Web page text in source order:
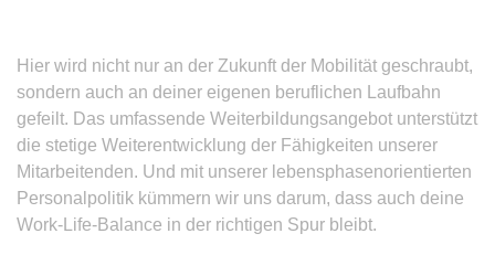
Hier wird nicht nur an der Zukunft der Mobilität geschraubt,
sondern auch an deiner eigenen beruflichen Laufbahn
gefeilt. Das umfassende Weiterbildungsangebot unterstützt
die stetige Weiterentwicklung der Fähigkeiten unserer
Mitarbeitenden. Und mit unserer lebensphasenorientierten
Personalpolitik kümmern wir uns darum, dass auch deine
Work-Life-Balance in der richtigen Spur bleibt.